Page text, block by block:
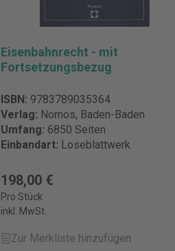
Eisenbahnrecht - mit
Fortsetzungsbezug
ISBN: 9783789035364
Verlag: Nomos, Baden-Baden
Umfang: 6850 Seiten
Einbandart: Loseblattwerk
198,00 €
Pro Stück
inkl. MwSt.
Zur Merkliste hinzufügen